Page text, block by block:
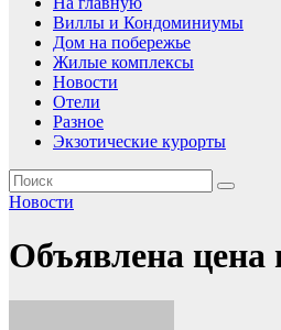
Виллы и Кондоминиумы
Дом на побережье
Жилые комплексы
Новости
Отели
Разное
Экзотические курорты
Новости
Объявлена цена